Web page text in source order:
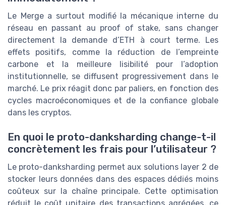
Le Merge a surtout modifié la mécanique interne du
réseau en passant au proof of stake, sans changer
directement la demande d’ETH à court terme. Les
effets positifs, comme la réduction de l’empreinte
carbone et la meilleure lisibilité pour l’adoption
institutionnelle, se diffusent progressivement dans le
marché. Le prix réagit donc par paliers, en fonction des
cycles macroéconomiques et de la confiance globale
dans les cryptos.
En quoi le proto-danksharding change-t-il
concrètement les frais pour l’utilisateur ?
Le proto-danksharding permet aux solutions layer 2 de
stocker leurs données dans des espaces dédiés moins
coûteux sur la chaîne principale. Cette optimisation